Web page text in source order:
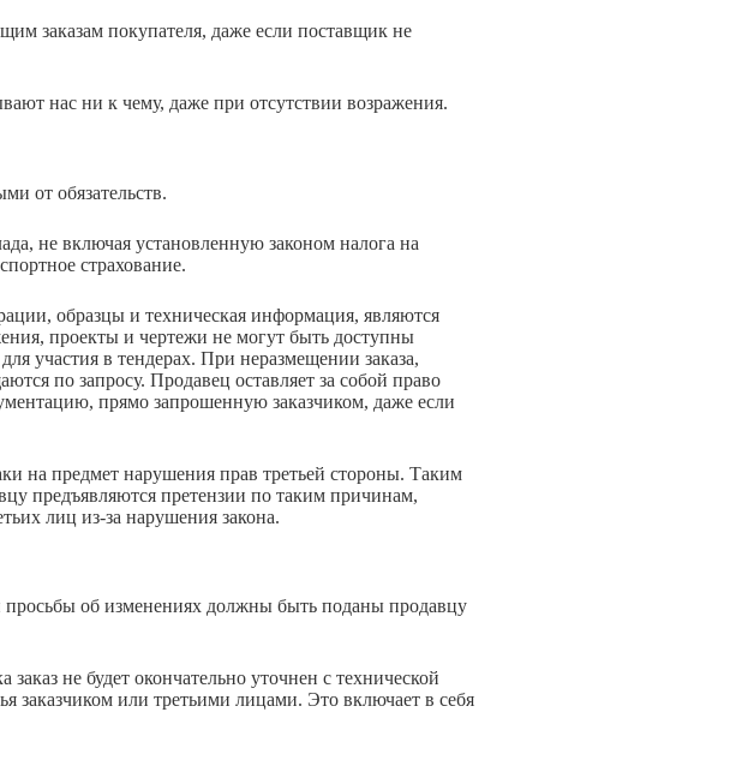
заказам покупателя, даже если поставщик не
нас ни к чему, даже при отсутствии возражения.
от обязательств.
не включая установленную законом налога на
страхование.
образцы и техническая информация, являются
проекты и чертежи не могут быть доступны
участия в тендерах. При неразмещении заказа,
по запросу. Продавец оставляет за собой право
прямо запрошенную заказчиком, даже если
на предмет нарушения прав третьей стороны. Таким
предъявляются претензии по таким причинам,
лиц из-за нарушения закона.
просьбы об изменениях должны быть поданы продавцу
не будет окончательно уточнен с технической
заказчиком или третьими лицами. Это включает в себя